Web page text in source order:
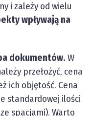
i zależy od wielu
wpływają na
dokumentów. W
przełożyć, cena
ich objętość. Cena
standardowej ilości
spacjami). Warto